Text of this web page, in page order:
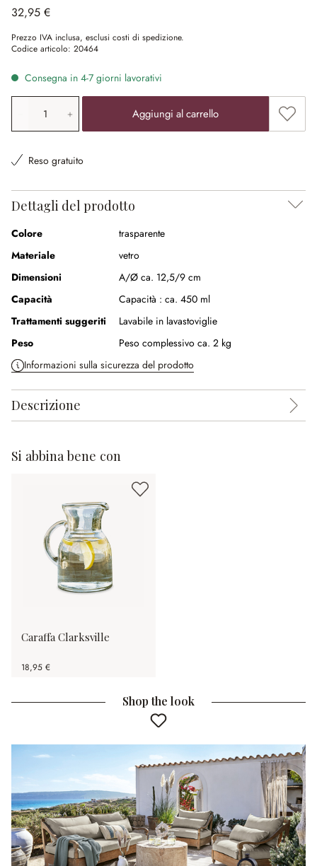
32,95 €
Prezzo IVA inclusa, esclusi costi di spedizione.
Codice articolo: 20464
Consegna in 4-7 giorni lavorativi
Quantità prodotto: inserisci il valore desiderato o
Aggiungi al carrello
Reso gratuito
Dettagli del prodotto
Colore
trasparente
Materiale
vetro
Dimensioni
A/Ø ca. 12,5/9 cm
Capacità
Capacità : ca. 450 ml
Trattamenti suggeriti
Lavabile in lavastoviglie
Peso
Peso complessivo ca. 2 kg
Informazioni sulla sicurezza del prodotto
Descrizione
Si abbina bene con
Caraffa Clarksville
18,95 €
Shop the look